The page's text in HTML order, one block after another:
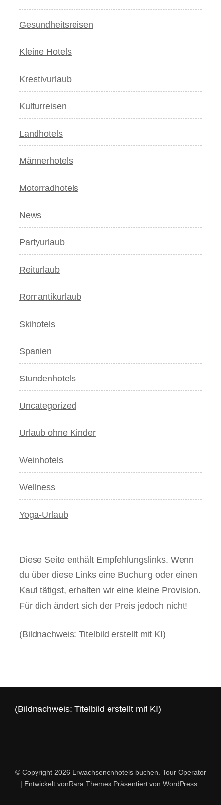
Gesundheitsreisen
Kleine Hotels
Kreativurlaub
Kulturreisen
Landhotels
Männerhotels
Motorradhotels
News
Partyurlaub
Reiturlaub
Romantikurlaub
Skihotels
Spanien
Stundenhotels
Uncategorized
Urlaub ohne Kinder
Weinhotels
Wellness
Yoga-Urlaub
Diese Seite enthält Empfehlungslinks. Wenn
du über diese Links eine Buchung oder einen
Kauf tätigst, erhalten wir eine kleine Provision.
Für dich ändert sich der Preis jedoch nicht!
(Bildnachweis: Titelbild erstellt mit KI)
(Bildnachweis: Titelbild erstellt mit KI)
© Copyright 2026 Erwachsenenhotels buchen. Tour Operator
| Entwickelt vonRara ThemesPräsentiert von WordPress.